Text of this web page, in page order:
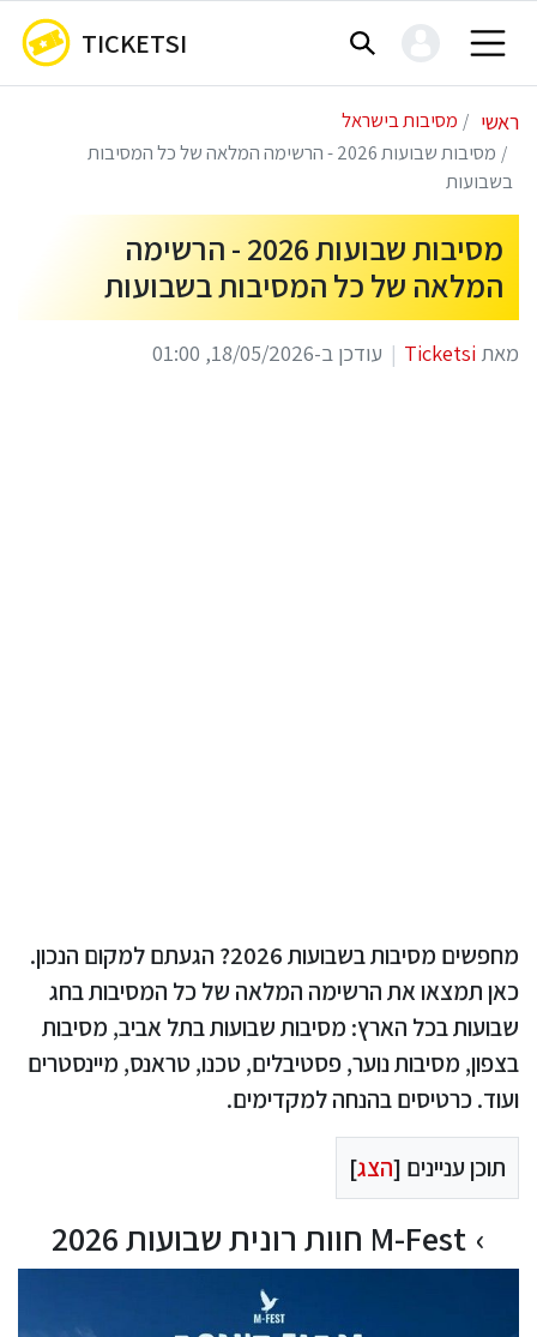
TICKETSI
ראשי
מסיבות בישראל
מסיבות שבועות 2026 - הרשימה המלאה של כל המסיבות
בשבועות
מסיבות שבועות 2026 - הרשימה
המלאה של כל המסיבות בשבועות
מאת Ticketsi עודכן ב-18/05/2026, 01:00
מחפשים מסיבות בשבועות 2026? הגעתם למקום הנכון.
כאן תמצאו את הרשימה המלאה של כל המסיבות בחג
שבועות בכל הארץ: מסיבות שבועות בתל אביב, מסיבות
בצפון, מסיבות נוער, פסטיבלים, טכנו, טראנס, מיינסטרים
ועוד. כרטיסים בהנחה למקדימים.
תוכן עניינים [הצג]
M-Fest חוות רונית שבועות 2026